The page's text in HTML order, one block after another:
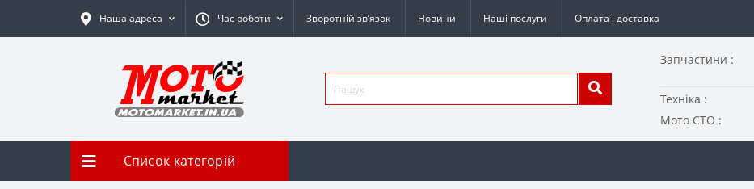
Наша адреса Час роботи Зворотній зв’язок Новини Наші послуги Оплата і доставка
Запчастини :
Техніка :
Мото СТО :
Список категорій